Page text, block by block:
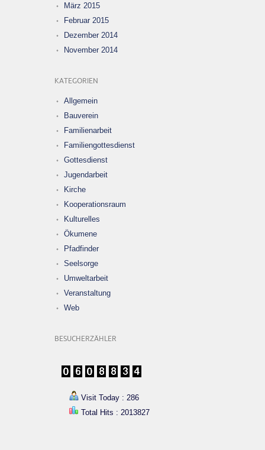
März 2015
Februar 2015
Dezember 2014
November 2014
KATEGORIEN
Allgemein
Bauverein
Familienarbeit
Familiengottesdienst
Gottesdienst
Jugendarbeit
Kirche
Kooperationsraum
Kulturelles
Ökumene
Pfadfinder
Seelsorge
Umweltarbeit
Veranstaltung
Web
BESUCHERZÄHLER
Visit Today : 286
Total Hits : 2013827